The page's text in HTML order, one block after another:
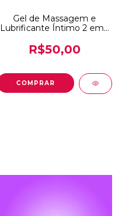
Gel de Massagem e
Lubrificante Íntimo 2 em 1
R$50,00